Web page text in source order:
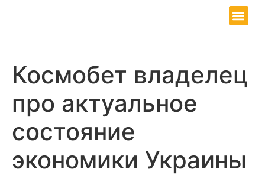
Космобет владелец
про актуальное
состояние
экономики Украины